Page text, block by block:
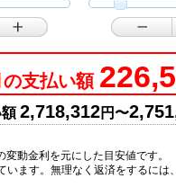
支払い額
額2,718,312円〜
動金利を元にした目安値です。
ます。無理なく返済をするには